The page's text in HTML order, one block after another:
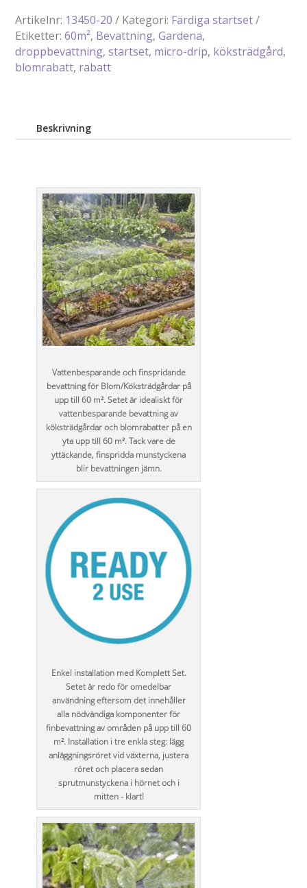
Blom/Köksträdgård
(60m²)
mängd
Artikelnr: 13450-20 Kategori: Färdiga startset
Etiketter:60m², Bevattning,Gardena,
droppbevattning,startset, micro-drip, köksträdgård,
blomrabatt, rabatt
Beskrivning
Vattenbesparande och finspridande
bevattning för Blom/Köksträdgårdar på
upp till 60 m². Setet är idealiskt för
vattenbesparande bevattning av
köksträdgårdar och blomrabatter på en
yta upp till 60 m². Tack vare de
yttäckande, finspridda munstyckena
blir bevattningen jämn.
Enkel installation med Komplett Set.
Setet är redo för omedelbar
användning eftersom det innehåller
alla nödvändiga komponenter för
finbevattning av områden på upp till 60
m². Installation i tre enkla steg: lägg
anläggningsröret vid växterna, justera
röret och placera sedan
sprutmunstyckena i hörnet och i
mitten - klart!